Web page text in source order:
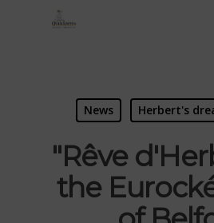
News Herbert's
"Rêve
the